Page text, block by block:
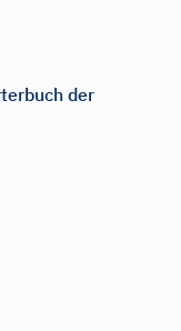
der